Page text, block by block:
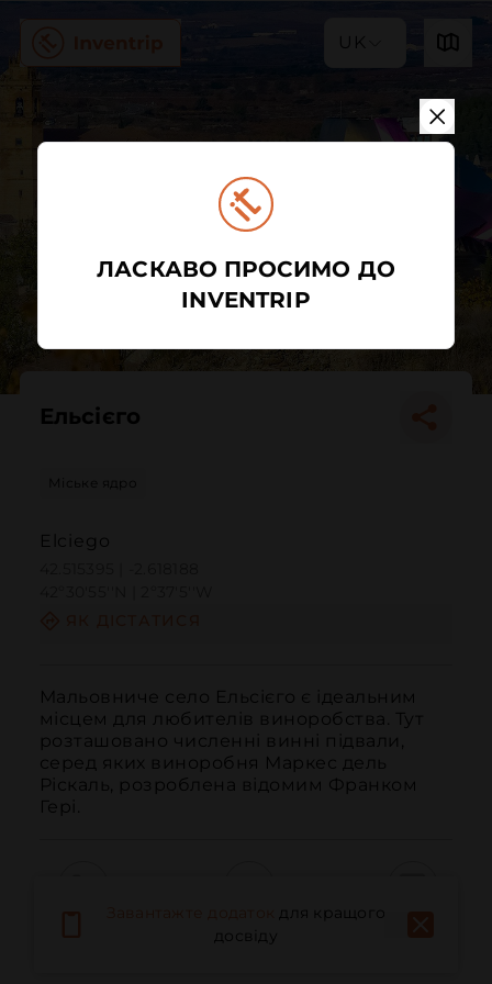
UK
Ельсієго
Міське ядро
Elciego
Мальовниче село Ельсієго є ідеальним
місцем для любителів виноробства. Тут
розташовано численні винні підвали,
серед яких виноробня Маркес дель
Ріскаль, розроблена відомим Франком
Гері.
Електронна пошта
для кращого
досвіду
ЛАСКАВО ПРОСИМО ДО
INVENTRIP